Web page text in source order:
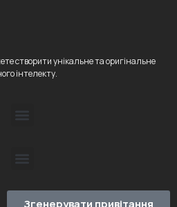
створити унікальне та оригінальне
інтелекту.
Згенерувати привітання